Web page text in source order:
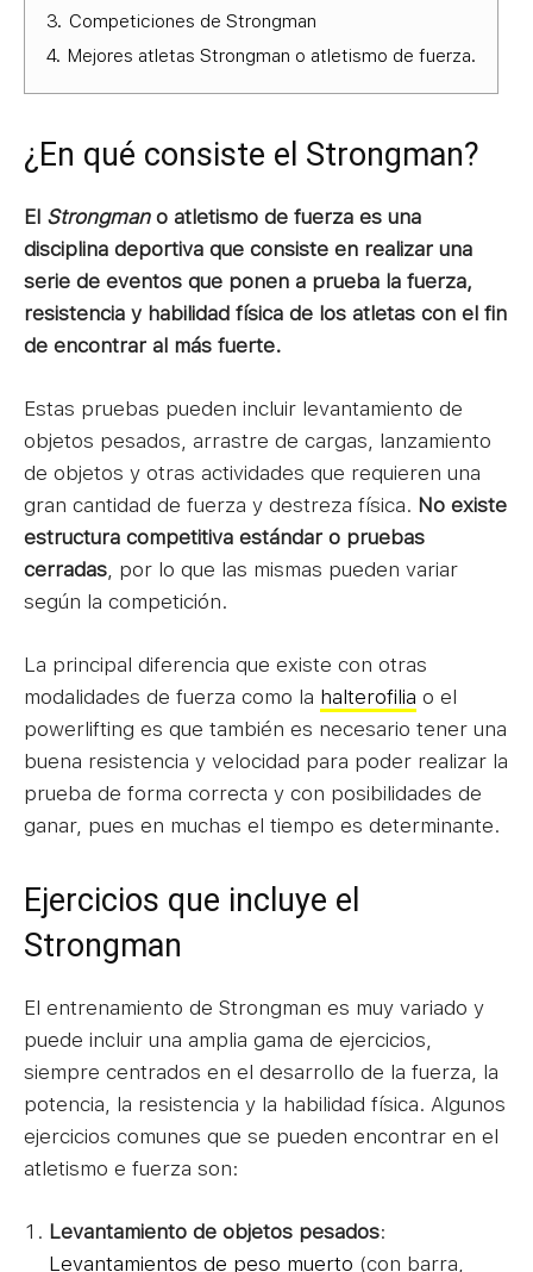
3. Competiciones de Strongman
4. Mejores atletas Strongman o atletismo de fuerza.
¿En qué consiste el Strongman?
El Strongmano atletismo de fuerza es una
disciplina deportiva que consiste en realizar una
serie de eventos que ponen a prueba la fuerza,
resistencia y habilidad física de los atletas con el fin
de encontrar al más fuerte.
Estas pruebas pueden incluir levantamiento de
objetos pesados, arrastre de cargas, lanzamiento
de objetos y otras actividades que requieren una
gran cantidad de fuerza y destreza física. No existe
estructura competitiva estándar o pruebas
cerradas , por lo que las mismas pueden variar
según la competición.
La principal diferencia que existe con otras
modalidades de fuerza como la halterofilia o el
powerlifting es que también es necesario tener una
buena resistencia y velocidad para poder realizar la
prueba de forma correcta y con posibilidades de
ganar, pues en muchas el tiempo es determinante.
Ejercicios que incluye el
Strongman
El entrenamiento de Strongman es muy variado y
puede incluir una amplia gama de ejercicios,
siempre centrados en el desarrollo de la fuerza, la
potencia, la resistencia y la habilidad física. Algunos
ejercicios comunes que se pueden encontrar en el
atletismo e fuerza son:
Levantamiento de objetos pesados:
Levantamientos de peso muerto (con barra,